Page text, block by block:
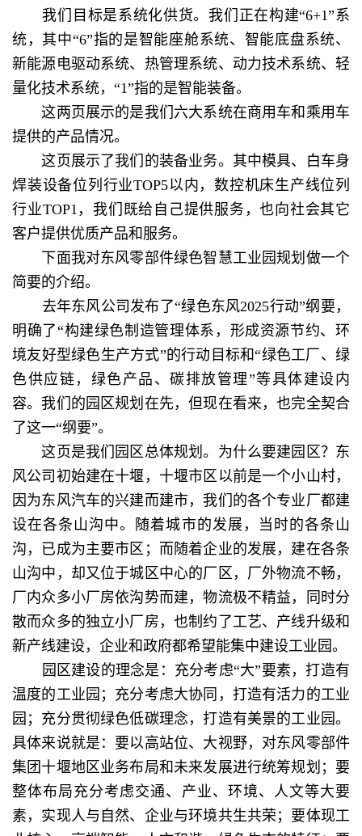
我们目标是系统化供货。我们正在构建“6+1”系
统，其中“6”指的是智能座舱系统、智能底盘系统、
新能源电驱动系统、热管理系统、动力技术系统、轻
量化技术系统，“1”指的是智能装备。
这两页展示的是我们六大系统在商用车和乘用车
提供的产品情况。
这页展示了我们的装备业务。其中模具、白车身
焊装设备位列行业TOP5以内，数控机床生产线位列
行业TOP1，我们既给自己提供服务，也向社会其它
客户提供优质产品和服务。
下面我对东风零部件绿色智慧工业园规划做一个
简要的介绍。
去年东风公司发布了“绿色东风2025行动”纲要，
明确了“构建绿色制造管理体系，形成资源节约、环
境友好型绿色生产方式”的行动目标和“绿色工厂、绿
色供应链，绿色产品、碳排放管理”等具体建设内
容。我们的园区规划在先，但现在看来，也完全契合
了这一“纲要”。
这页是我们园区总体规划。为什么要建园区？东
风公司初始建在十堰，十堰市区以前是一个小山村，
因为东风汽车的兴建而建市，我们的各个专业厂都建
设在各条山沟中。随着城市的发展，当时的各条山
沟，已成为主要市区；而随着企业的发展，建在各条
山沟中，却又位于城区中心的厂区，厂外物流不畅，
厂内众多小厂房依沟势而建，物流极不精益，同时分
散而众多的独立小厂房，也制约了工艺、产线升级和
新产线建设，企业和政府都希望能集中建设工业园。
园区建设的理念是：充分考虑“大”要素，打造有
温度的工业园；充分考虑大协同，打造有活力的工业
园；充分贯彻绿色低碳理念，打造有美景的工业园。
具体来说就是：要以高站位、大视野，对东风零部件
集团十堰地区业务布局和未来发展进行统筹规划；要
整体布局充分考虑交通、产业、环境、人文等大要
素，实现人与自然、企业与环境共生共荣；要体现工